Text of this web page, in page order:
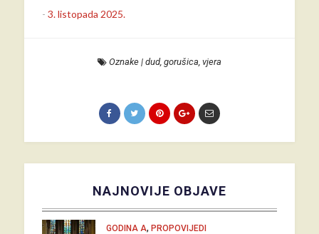
- 3. listopada 2025.
Oznake| dud, gorušica vjera
NAJNOVIJE OBJAVE
GODINA A, PROPOVIJEDI